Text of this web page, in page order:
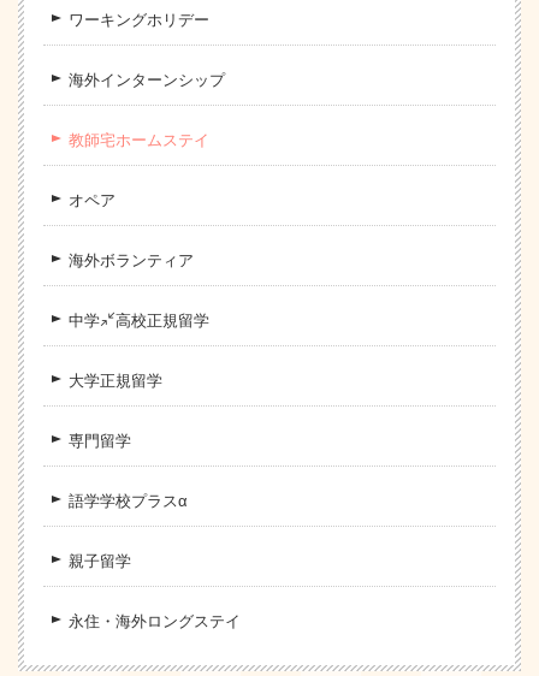
ワーキングホリデー
海外インターンシップ
教師宅ホームステイ
オペア
海外ボランティア
中学/高校正規留学
大学正規留学
専門留学
語学学校プラスα
親子留学
永住・海外ロングステイ